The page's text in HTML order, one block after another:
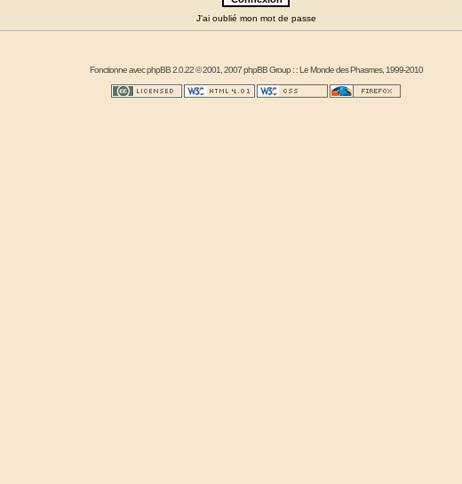
J'ai oublié mon mot de passe
Fonctionne avecphpBB2.0.22 © 2001, 2007 phpBB Group : :Le Monde des Phasmes, 1999-2010